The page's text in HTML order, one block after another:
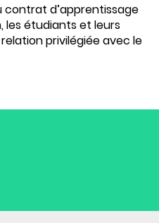
d’apprentissage
les étudiants et leurs
privilégiée avec le